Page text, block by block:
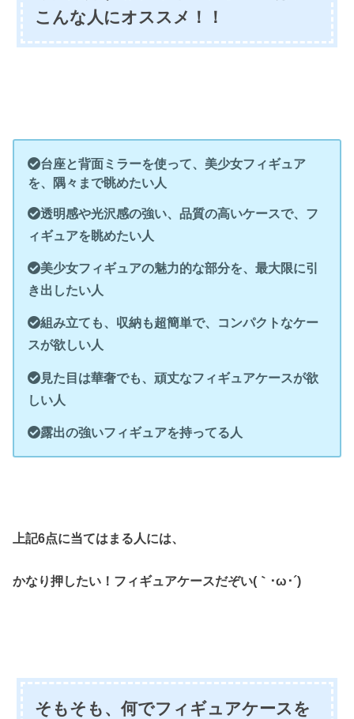
こんな人にオススメ！！
台座と背面ミラーを使って、美少女フィギュア
を、隅々まで眺めたい人
透明感や光沢感の強い、品質の高いケースで、フ
ィギュアを眺めたい人
美少女フィギュアの魅力的な部分を、最大限に引
き出したい人
組み立ても、収納も超簡単で、コンパクトなケー
スが欲しい人
見た目は華奢でも、頑丈なフィギュアケースが欲
しい人
露出の強いフィギュアを持ってる人
上記6点に当てはまる人には、
かなり押したい！フィギュアケースだぞい(｀･ω･´)ゞ
そもそも、何でフィギュアケースを